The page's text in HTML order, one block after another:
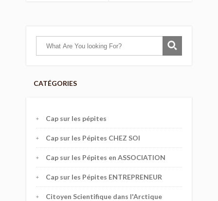
CATÉGORIES
Cap sur les pépites
Cap sur les Pépites CHEZ SOI
Cap sur les Pépites en ASSOCIATION
Cap sur les Pépites ENTREPRENEUR
Citoyen Scientifique dans l'Arctique